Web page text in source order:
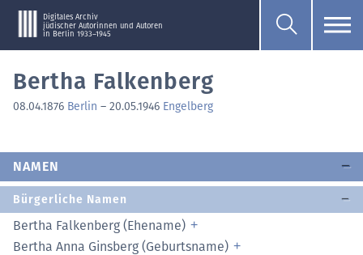
Digitales Archiv
jüdischer Autorinnen und Autoren
in Berlin 1933–1945
Bertha Falkenberg
08.04.1876 Berlin – 20.05.1946 Engelberg
NAMEN
Bürgerliche Namen
Bertha Falkenberg (Ehename)
Bertha Anna Ginsberg (Geburtsname)